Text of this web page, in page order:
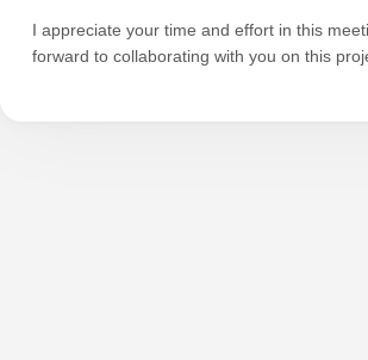
I appreciate your time and effort in this
forward to collaborating with you on this